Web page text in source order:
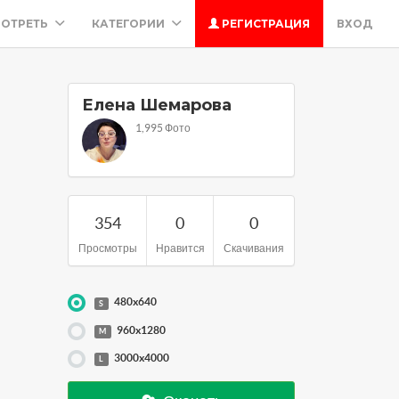
КАТЕГОРИИ РЕГИСТРАЦИЯ ВХОД
Елена Шемарова
1,995 Фото
354
Просмотры
0
Нравится
0
Скачивания
S 480x640
M 960x1280
L 3000x4000